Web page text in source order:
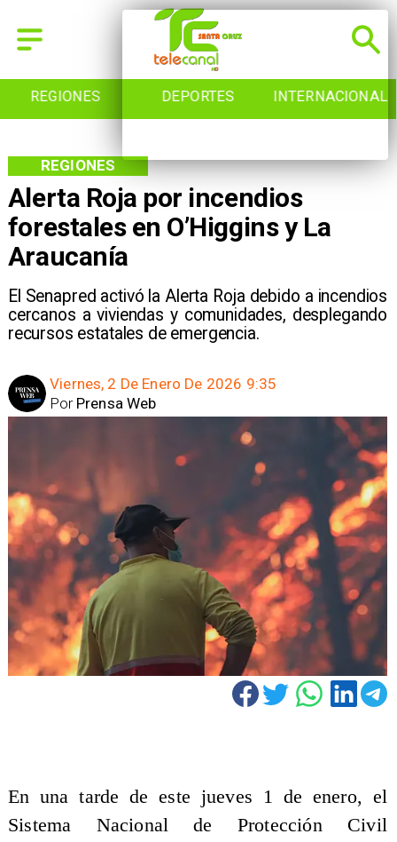
REGIONES DEPORTES INTERNACIONAL
Alerta Roja por incendios
forestales en O’Higgins y La
Araucanía
El Senapred activó la Alerta Roja debido a incendios
cercanos a viviendas y comunidades, desplegando
recursos estatales de emergencia.
REGIONES
Viernes, 2 De Enero De 2026 9:35
Prensa Web
Por
En una tarde de este jueves 1 de enero, el
Sistema Nacional de Protección Civil